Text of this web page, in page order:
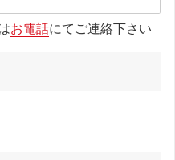
お電話にてご連絡下さい